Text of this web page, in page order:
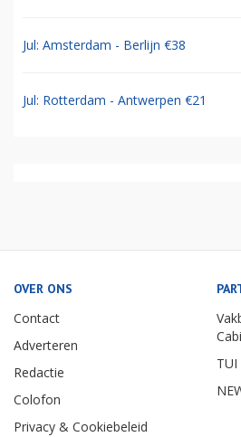
Jul: Amsterdam - Berlijn €38
Jul: Rotterdam - Antwerpen €21
OVER ONS
Contact
Adverteren
Redactie
Colofon
Privacy & Cookiebeleid
TUI